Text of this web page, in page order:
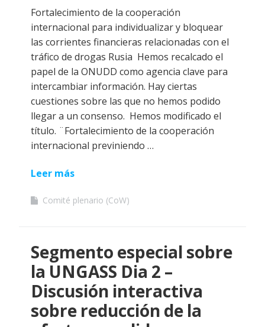
Fortalecimiento de la cooperación
internacional para individualizar y bloquear
las corrientes financieras relacionadas con el
tráfico de drogas Rusia Hemos recalcado el
papel de la ONUDD como agencia clave para
intercambiar información. Hay ciertas
cuestiones sobre las que no hemos podido
llegar a un consenso. Hemos modificado el
título. ¨Fortalecimiento de la cooperación
internacional previniendo …
Leer más
Comité plenario (CoW)
Segmento especial sobre
la UNGASS Dia 2 –
Discusión interactiva
sobre reducción de la